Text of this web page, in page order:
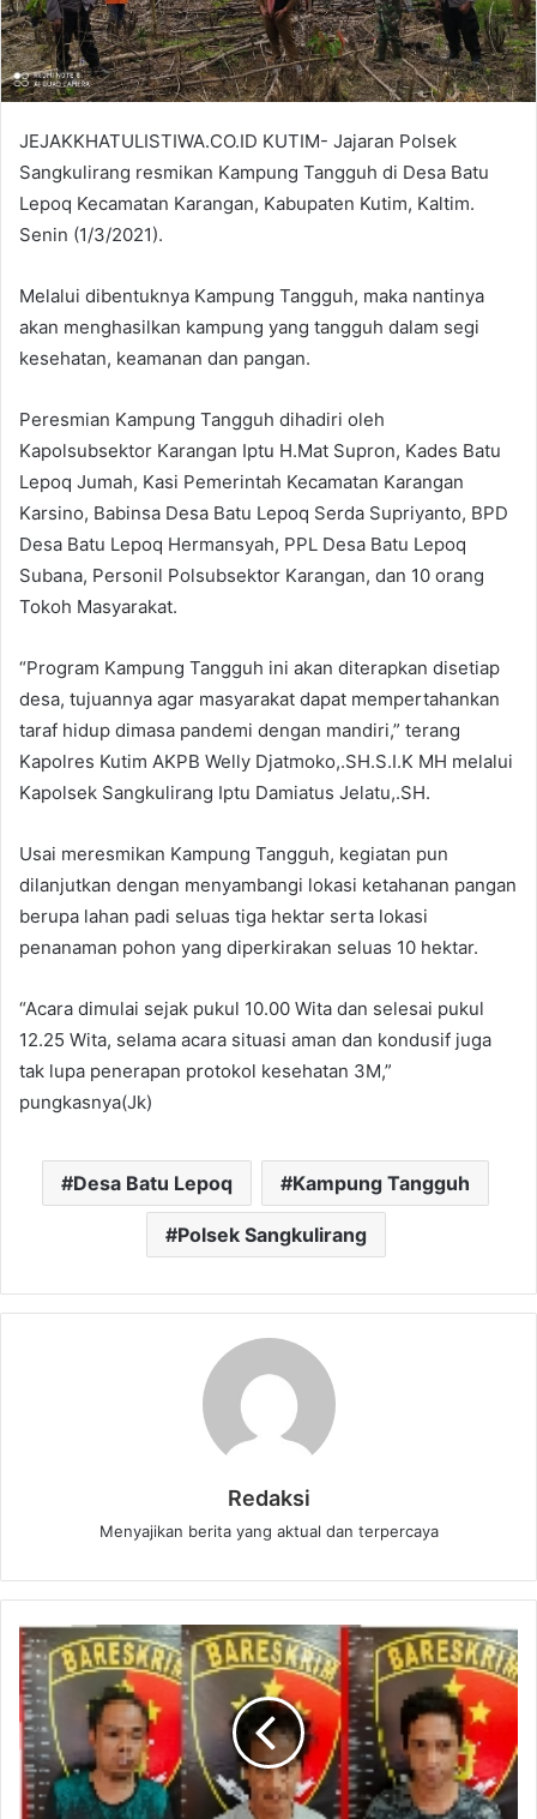
JEJAKKHATULISTIWA.CO.ID KUTIM- Jajaran Polsek
Sangkulirang resmikan Kampung Tangguh di Desa Batu
Lepoq Kecamatan Karangan, Kabupaten Kutim, Kaltim.
Senin (1/3/2021).
Melalui dibentuknya Kampung Tangguh, maka nantinya
akan menghasilkan kampung yang tangguh dalam segi
kesehatan, keamanan dan pangan.
Peresmian Kampung Tangguh dihadiri oleh
Kapolsubsektor Karangan Iptu H.Mat Supron, Kades Batu
Lepoq Jumah, Kasi Pemerintah Kecamatan Karangan
Karsino, Babinsa Desa Batu Lepoq Serda Supriyanto, BPD
Desa Batu Lepoq Hermansyah, PPL Desa Batu Lepoq
Subana, Personil Polsubsektor Karangan, dan 10 orang
Tokoh Masyarakat.
“Program Kampung Tangguh ini akan diterapkan disetiap
desa, tujuannya agar masyarakat dapat mempertahankan
taraf hidup dimasa pandemi dengan mandiri,” terang
Kapolres Kutim AKPB Welly Djatmoko,.SH.S.I.K MH melalui
Kapolsek Sangkulirang Iptu Damiatus Jelatu,.SH.
Usai meresmikan Kampung Tangguh, kegiatan pun
dilanjutkan dengan menyambangi lokasi ketahanan pangan
berupa lahan padi seluas tiga hektar serta lokasi
penanaman pohon yang diperkirakan seluas 10 hektar.
“Acara dimulai sejak pukul 10.00 Wita dan selesai pukul
12.25 Wita, selama acara situasi aman dan kondusif juga
tak lupa penerapan protokol kesehatan 3M,”
pungkasnya(Jk)
Desa Batu Lepoq Kampung Tangguh
Polsek Sangkulirang
Redaksi
Menyajikan berita yang aktual dan terpercaya